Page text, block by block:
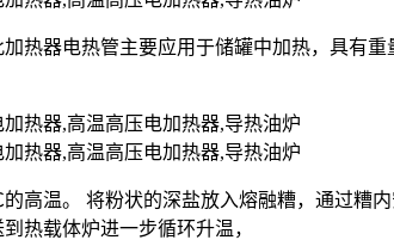
热器电热管主要应用于储罐中加热，具有
温。 将粉状的深盐放入熔融糟，通过糟
热载体炉进一步循环升温，